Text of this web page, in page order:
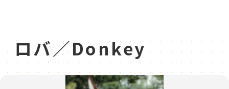
ロバ／Donkey